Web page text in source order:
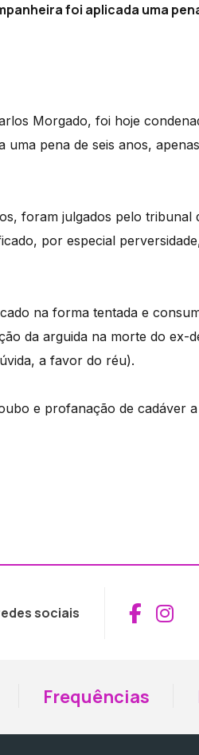
foi aplicada uma
Morgado, foi hoje
uma pena de seis anos,
foram julgados pelo tribunal
por especial
na forma tentada e
da arguida na morte do ex-
a favor do réu).
e profanação de cadáver a
sociais
Frequências